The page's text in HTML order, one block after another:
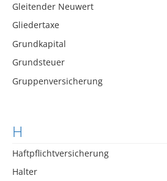
Gleitender Neuwert
Gliedertaxe
Grundkapital
Grundsteuer
Gruppenversicherung
H
Haftpflichtversicherung
Halter